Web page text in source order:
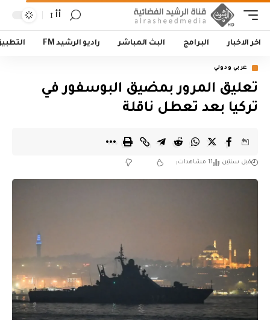
أأ
اخر الاخبار البرامج البث المباشر راديو الرشيد FM
عربي ودولي
تعليق المرور بمضيق البوسفور في
تركيا بعد تعطل ناقلة
قبل سنتين 11 مشاهدات